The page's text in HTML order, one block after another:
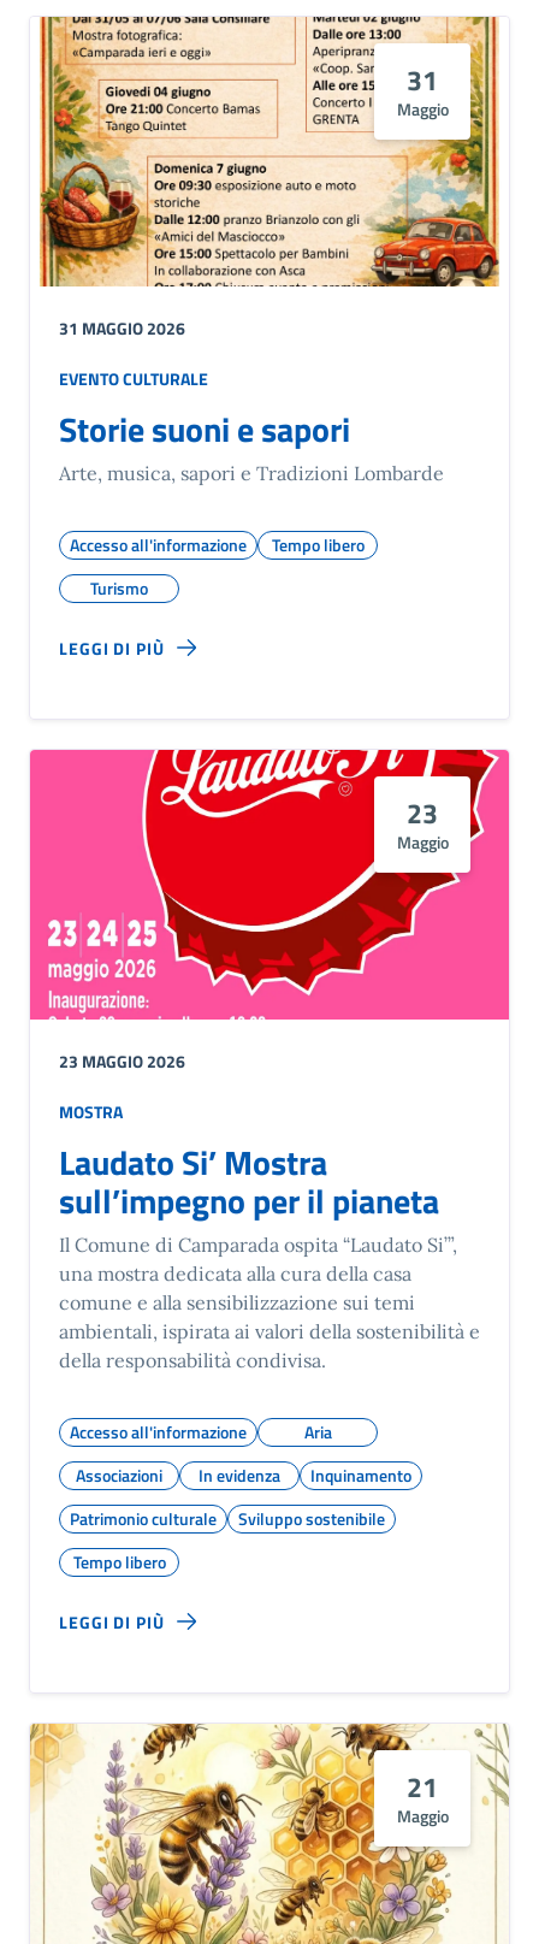
31
Maggio
31 MAGGIO 2026
EVENTO CULTURALE
Storie suoni e sapori
Arte, musica, sapori e Tradizioni Lombarde
Accesso all'informazione
Tempo libero
Turismo
LEGGI DI PIÙ
23
Maggio
23 MAGGIO 2026
MOSTRA
Laudato Si’ Mostra
sull’impegno per il pianeta
Il Comune di Camparada ospita “Laudato Si’”,
una mostra dedicata alla cura della casa
comune e alla sensibilizzazione sui temi
ambientali, ispirata ai valori della sostenibilità e
della responsabilità condivisa.
Accesso all'informazione
Aria
Associazioni
In evidenza
Inquinamento
Patrimonio culturale
Sviluppo sostenibile
Tempo libero
LEGGI DI PIÙ
21
Maggio